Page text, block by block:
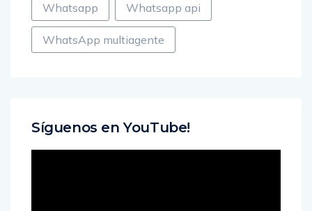
Whatsapp Whatsapp api
WhatsApp multiagente
Síguenos en YouTube!